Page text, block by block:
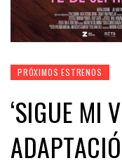
PRÓXIMOS ESTRENOS
‘SIGUE MI